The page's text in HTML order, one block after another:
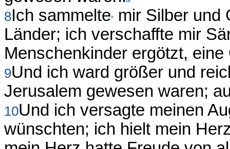
8Ich sammelte mir Silber und
Länder; ich verschaffte mir
Menschenkinder ergötzt,
9Und ich ward größer und
Jerusalem gewesen waren;
10Und ich versagte meinen
wünschten; ich hielt mein